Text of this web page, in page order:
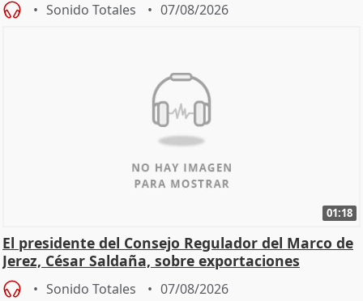
Sonido Totales 07/08/2026
01:18
El presidente del Consejo Regulador del Marco de
Jerez, César Saldaña, sobre exportaciones
Sonido Totales 07/08/2026